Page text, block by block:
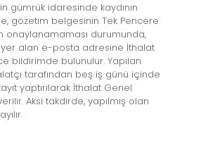
gümrük idaresinde kaydının
gözetim belgesinin Tek Pencere
onaylanamaması durumunda,
alan e-posta adresine İthalat
bildirimde bulunulur. Yapılan
tarafından beş iş günü içinde
yaptırılarak İthalat Genel
Aksi takdirde, yapılmış olan